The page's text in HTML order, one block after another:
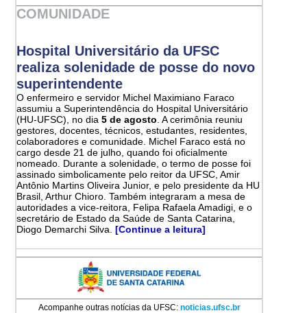
COMUNIDADE
Hospital Universitário da UFSC
realiza solenidade de posse do novo
superintendente
O enfermeiro e servidor Michel Maximiano Faraco
assumiu a Superintendência do Hospital Universitário
(HU-UFSC), no dia5 de agosto . A cerimônia reuniu
gestores, docentes, técnicos, estudantes, residentes,
colaboradores e comunidade. Michel Faraco está no
cargo desde 21 de julho, quando foi oficialmente
nomeado. Durante a solenidade, o termo de posse foi
assinado simbolicamente pelo reitor da UFSC, Amir
Antônio Martins Oliveira Junior, e pelo presidente da HU
Brasil, Arthur Chioro. Também integraram a mesa de
autoridades a vice-reitora, Felipa Rafaela Amadigi, e o
secretário de Estado da Saúde de Santa Catarina,
Diogo Demarchi Silva. [Continue a leitura]
Acompanhe outras notícias da UFSC:noticias.ufsc.br